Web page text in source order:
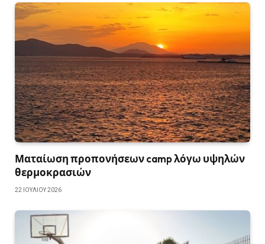
Ματαίωση προπονήσεων camp λόγω υψηλών
θερμοκρασιών
22 ΙΟΥΛΊΟΥ 2026